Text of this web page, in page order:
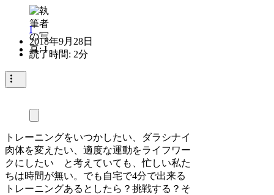
I
2018年9月28日
読了時間: 2分
トレーニングをいつかしたい、ダラシナイ
肉体を変えたい、適度な運動をライフワー
クにしたい と考えていても、忙しい私た
ちは時間が無い。でも自宅で4分で出来る
トレーニングあるとしたら？挑戦する？そ